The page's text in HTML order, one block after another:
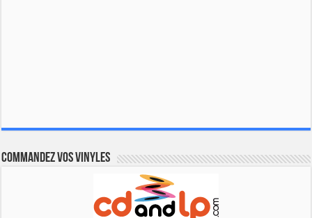
Commandez vos vinyles